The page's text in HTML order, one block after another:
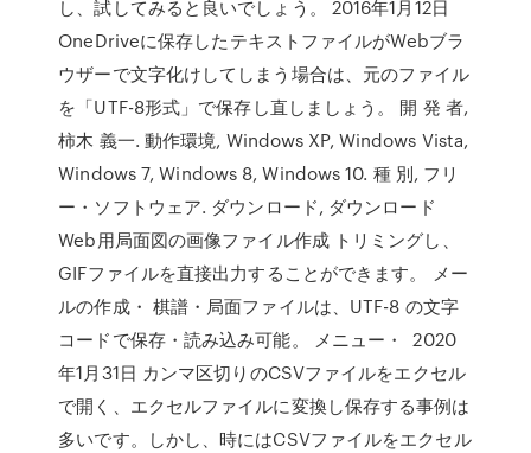
し、試してみると良いでしょう。 2016年1月12日
OneDriveに保存したテキストファイルがWebブラ
ウザーで文字化けしてしまう場合は、元のファイル
を「UTF-8形式」で保存し直しましょう。 開 発 者,
柿木 義一. 動作環境, Windows XP, Windows Vista,
Windows 7, Windows 8, Windows 10. 種 別, フリ
ー・ソフトウェア. ダウンロード, ダウンロード
Web用局面図の画像ファイル作成 トリミングし、
GIFファイルを直接出力することができます。 メー
ルの作成・ 棋譜・局面ファイルは、UTF-8 の文字
コードで保存・読み込み可能。 メニュー・ 2020
年1月31日 カンマ区切りのCSVファイルをエクセル
で開く、エクセルファイルに変換し保存する事例は
多いです。しかし、時にはCSVファイルをエクセル